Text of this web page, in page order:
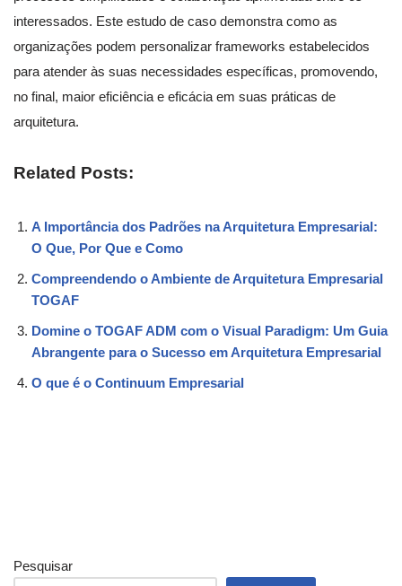
interessados. Este estudo de caso demonstra como as
organizações podem personalizar frameworks estabelecidos
para atender às suas necessidades específicas, promovendo,
no final, maior eficiência e eficácia em suas práticas de
arquitetura.
Related Posts:
A Importância dos Padrões na Arquitetura Empresarial:
O Que, Por Que e Como
Compreendendo o Ambiente de Arquitetura Empresarial
TOGAF
Domine o TOGAF ADM com o Visual Paradigm: Um Guia
Abrangente para o Sucesso em Arquitetura Empresarial
O que é o Continuum Empresarial
Pesquisar